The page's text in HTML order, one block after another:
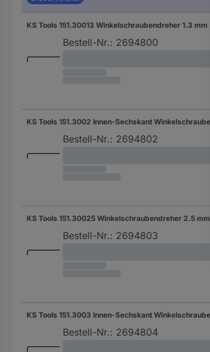
KS Tools 151.30013 Winkelschraubendreher 1.3 mm
Bestell-Nr.: 2694800
Bestell-Nr.: 2694802
KS Tools 151.30025 Winkelschraubendreher 2.5 mm
Bestell-Nr.: 2694803
Bestell-Nr.: 2694804